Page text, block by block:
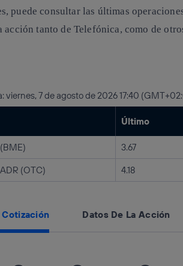
, puede consultar las últimas
acción tanto de Telefónica, como de